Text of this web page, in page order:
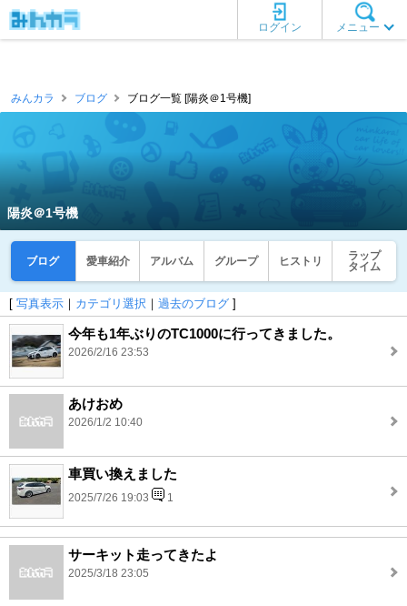
メニュー
ログイン
みんカラ ブログ ブログ一覧 [陽炎＠1号機]
陽炎＠1号機
ブログ 愛車紹介 アルバム グループ ヒストリ
ラップ
タイム
[ 写真表示 ｜ カテゴリ選択 ｜ 過去のブログ ]
今年も1年ぶりのTC1000に行ってきました。
2026/2/16 23:53
あけおめ
2026/1/2 10:40
車買い換えました
2025/7/26 19:03 1
サーキット走ってきたよ
2025/3/18 23:05